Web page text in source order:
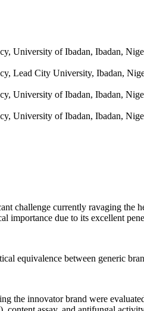
University of Ibadan, Ibadan,
Lead City University, Ibadan,
University of Ibadan, Ibadan,
University of Ibadan, Ibadan,
challenge currently ravaging the
importance due to its excellent
equivalence between generic
the innovator brand were